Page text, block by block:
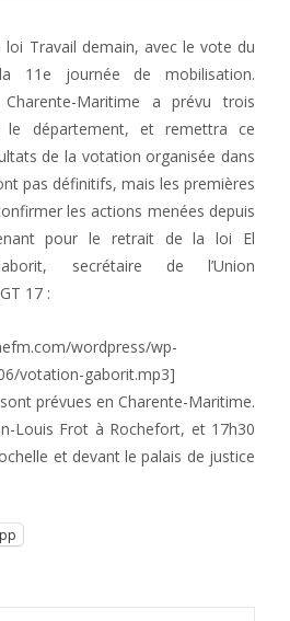
Travail demain, avec le vote du
11e journée de mobilisation.
Charente-Maritime a prévu trois
le département, et remettra ce
de la votation organisée dans
pas définitifs, mais les premières
les actions menées depuis
pour le retrait de la loi El
secrétaire de l’Union
17 :
wordpress/wp-
votation-gaborit.mp3]
prévues en Charente-Maritime.
Louis Frot à Rochefort, et 17h30
et devant le palais de justice